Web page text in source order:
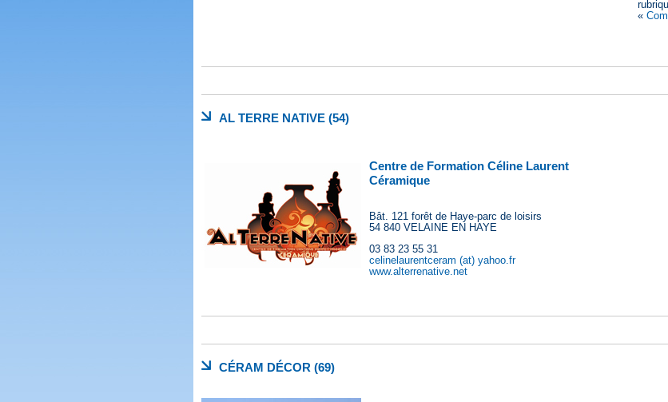
«
AL TERRE NATIVE (54)
Centre de Formation Céline Laurent
Céramique
Bât. 121 forêt de Haye-parc de loisirs
54 840 VELAINE EN HAYE
03 83 23 55 31
celinelaurentceram (at) yahoo.fr
www.alterrenative.net
CÉRAM DÉCOR (69)